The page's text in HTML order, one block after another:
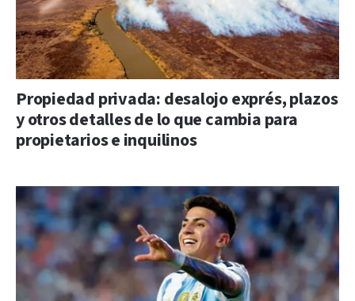
Propiedad privada: desalojo exprés, plazos
y otros detalles de lo que cambia para
propietarios e inquilinos